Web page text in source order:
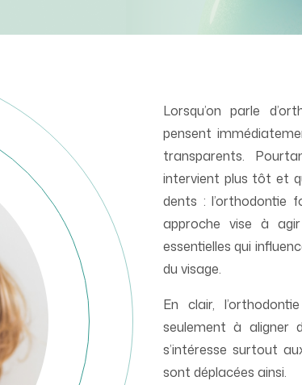
Lorsqu’on parle
pensent
transparents.
intervient plus tôt et
dents : l’orthodontie
approche vise à
essentielles qui
du visage.
En clair,
seulement à aligner
s’intéresse surtout
sont déplacées ainsi.